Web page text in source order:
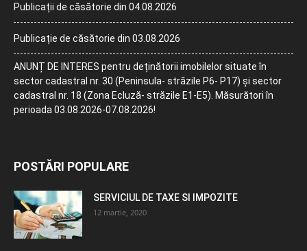
Publicații de căsătorie din 04.08.2026
Publicație de căsătorie din 03.08.2026
ANUNȚ DE INTERES pentru deținătorii imobilelor situate în
sector cadastral nr. 30 (Peninsula- străzile P6- P17) și sector
cadastral nr. 18 (Zona Ecluză- străzile E1-E5). Măsurători în
perioada 03.08.2026-07.08.2026!
POSTĂRI POPULARE
SERVICIUL DE TAXE SI IMPOZITE
12 martie, 2020